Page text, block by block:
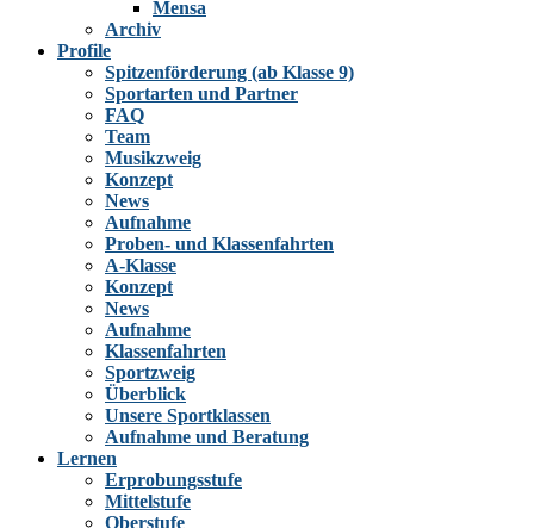
Mensa
Archiv
Profile
Spitzenförderung (ab Klasse 9)
Sportarten und Partner
FAQ
Team
Musikzweig
Konzept
News
Aufnahme
Proben- und Klassenfahrten
A-Klasse
Konzept
News
Aufnahme
Klassenfahrten
Sportzweig
Überblick
Unsere Sportklassen
Aufnahme und Beratung
Lernen
Erprobungsstufe
Mittelstufe
Oberstufe